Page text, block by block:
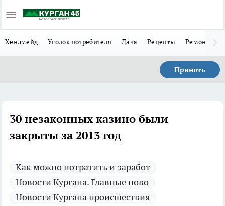
Хендмейд Уголок потребителя Дача Рецепты Ремонт
Принять
30 незаконных казино были
закрыты за 2013 год
Как можно потратить и заработ
Новости Кургана. Главные ново
Новости Кургана происшествия